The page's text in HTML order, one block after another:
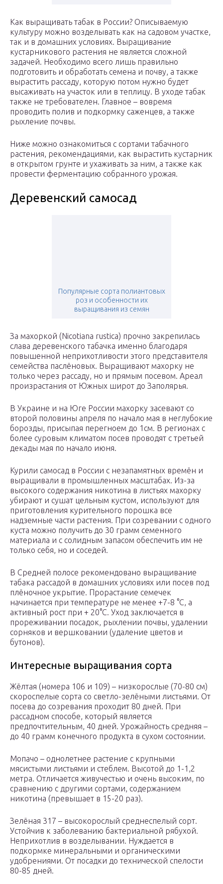
Как выращивать табак в России? Описываемую
культуру можно возделывать как на садовом участке,
так и в домашних условиях. Выращивание
кустарникового растения не является сложной
задачей. Необходимо всего лишь правильно
подготовить и обработать семена и почву, а также
вырастить рассаду, которую потом нужно будет
высаживать на участок или в теплицу. В уходе табак
также не требователен. Главное – вовремя
проводить полив и подкормку саженцев, а также
рыхление почвы.
Ниже можно ознакомиться с сортами табачного
растения, рекомендациями, как вырастить кустарник
в открытом грунте и ухаживать за ним, а также как
провести ферментацию собранного урожая.
Деревенский самосад
Популярные сорта полиантовых
роз и особенности их
выращивания из семян
За махоркой (Nicotiana rustica) прочно закрепилась
слава деревенского табачка именно благодаря
повышенной неприхотливости этого представителя
семейства паслёновых. Выращивают махорку не
только через рассаду, но и прямым посевом. Ареал
произрастания от Южных широт до Заполярья.
В Украине и на Юге России махорку засевают со
второй половины апреля по начало мая в неглубокие
борозды, присыпая перегноем до 1см. В регионах с
более суровым климатом посев проводят с третьей
декады мая по начало июня.
Курили самосад в России с незапамятных времён и
выращивали в промышленных масштабах. Из-за
высокого содержания никотина в листьях махорку
убирают и сушат цельным кустом, используют для
приготовления курительного порошка все
надземные части растения. При созревании с одного
куста можно получить до 30 грамм семенного
материала и с солидным запасом обеспечить им не
только себя, но и соседей.
В Средней полосе рекомендовано выращивание
табака рассадой в домашних условиях или посев под
плёночное укрытие. Прорастание семечек
начинается при температуре не менее +7-8 °C, а
активный рост при + 20°C. Уход заключается в
прореживании посадок, рыхлении почвы, удалении
сорняков и вершковании (удаление цветов и
бутонов).
Интересные выращивания сорта
Жёлтая (номера 106 и 109) – низкорослые (70-80 см)
скороспелые сорта со светло-зелёными листьями. От
посева до созревания проходит 80 дней. При
рассадном способе, который является
предпочтительным, 40 дней. Урожайность средняя –
до 40 грамм конечного продукта в сухом состоянии.
Мопачо – однолетнее растение с крупными
мясистыми листьями и стеблем. Высотой до 1-1,2
метра. Отличается живучестью и очень высоким, по
сравнению с другими сортами, содержанием
никотина (превышает в 15-20 раз).
Зелёная 317 – высокорослый среднеспелый сорт.
Устойчив к заболеванию бактериальной рябухой.
Неприхотлив в возделывании. Нуждается в
подкормке минеральными и органическими
удобрениями. От посадки до технической спелости
80-85 дней.